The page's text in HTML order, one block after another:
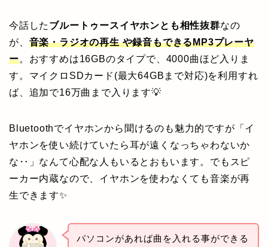
今話した ブルートゥースイヤホンとも相性抜群なの
が、 音楽・ラジオの再生 や録音もできるMP3プレーヤ
ー。おすすめは16GBのタイプで、4000曲ほど入りま
す。マイクロSDカード(最大64GBまで対応)を利用すれ
ば、追加で16万曲まで入ります💡
Bluetoothでイヤホンから聞けるのも魅力的ですが「イ
ヤホンを使い続けていたら耳が遠くなっちゃわないか
な‥」なんて心配な人もいるとおもいます。でもスピ
ーカー内蔵なので、イヤホンを使わなくても音楽が再
生できます✨
パソコンがあれば曲を入れる事ができる